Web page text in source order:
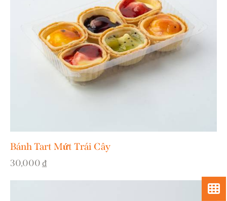
Bánh Tart Mứt Trái Cây
30,000₫